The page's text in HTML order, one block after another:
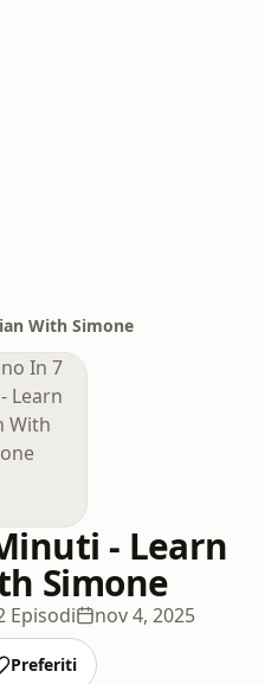
With Simone
- Learn
Simone
Episodi nov 4, 2025
Preferiti